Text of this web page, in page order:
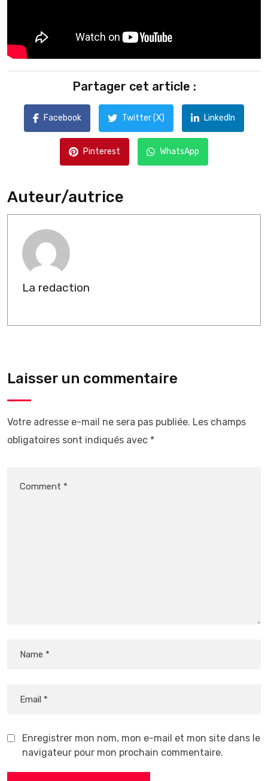
Partager cet article :
Facebook Twitter (X) LinkedIn
Pinterest WhatsApp
Auteur/autrice
La redaction
Laisser un commentaire
Votre adresse e-mail ne sera pas publiée. Les champs
obligatoires sont indiqués avec *
Enregistrer mon nom, mon e-mail et mon site dans le
navigateur pour mon prochain commentaire.